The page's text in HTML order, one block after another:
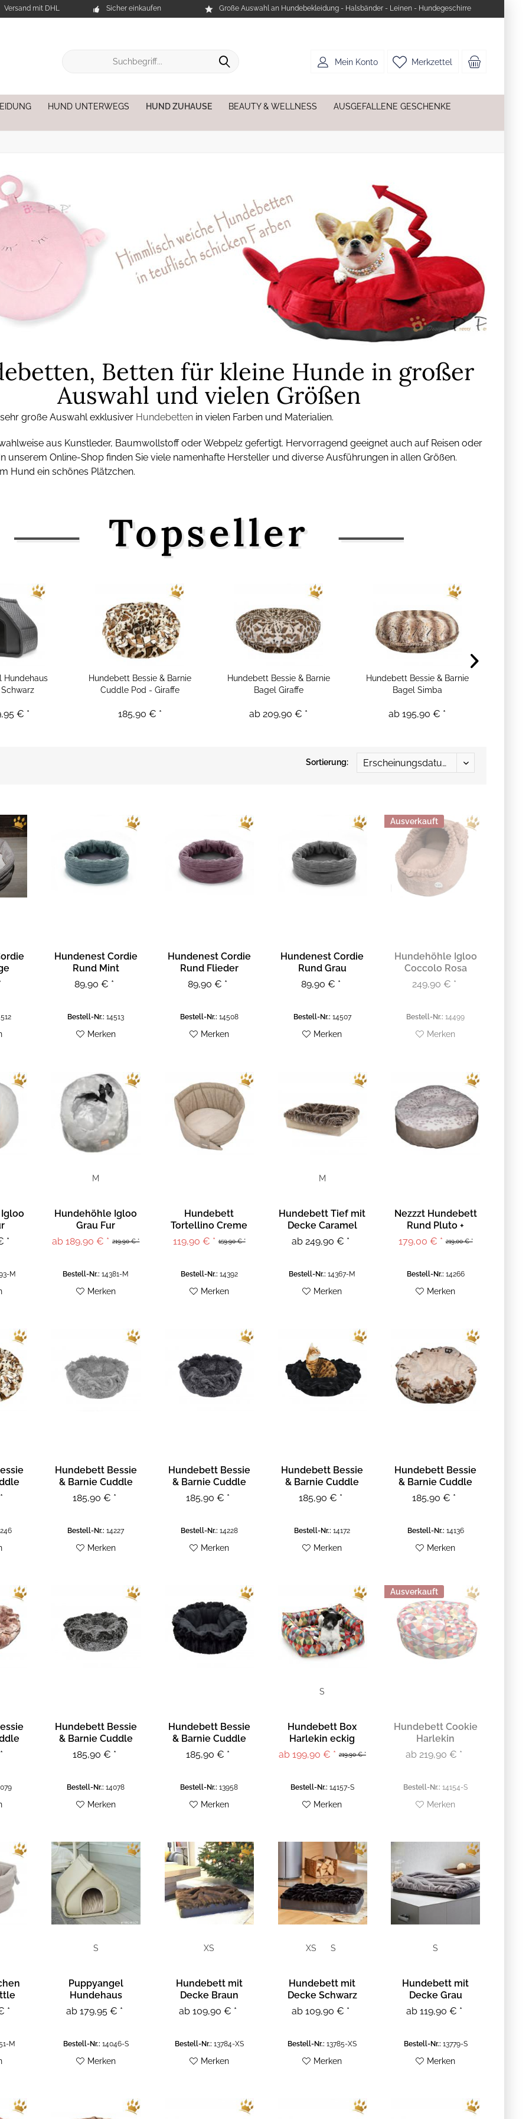
Versand mit DHL Sicher einkaufen Große Auswahl an Hundebekleidung - Halsbänder - Leinen - Hundegeschirre
Merkzettel
Mein Konto
HUND UNTERWEGS HUND ZUHAUSE BEAUTY & WELLNESS AUSGEFALLENE GESCHENKE
Betten für kleine Hunde in großer
Auswahl und vielen Größen
große Auswahl exklusiver Hundebetten in vielen Farben und Materialien.
aus Kunstleder, Baumwollstoff oder Webpelz gefertigt. Hervorragend geeignet auch auf Reisen oder
unserem Online-Shop finden Sie viele namenhafte Hersteller und diverse Ausführungen in allen Größen.
Hund ein schönes Plätzchen.
Topseller
Hundehaus
€ *
Hundebett Bessie & Barnie
Cuddle Pod - Giraffe
185,90 € *
Hundebett Bessie & Barnie
Bagel Giraffe
ab 209,90 € *
Hundebett Bessie & Barnie
Bagel Simba
ab 195,90 € *
Sortierung:
Hundenest Cordie
Rund Mint
89,90 € *
Bestell-Nr.: 14513
Merken
Hundenest Cordie
Rund Flieder
89,90 € *
Bestell-Nr.: 14508
Merken
Hundenest Cordie
Rund Grau
89,90 € *
Bestell-Nr.: 14507
Merken
Ausverkauft
Hundehöhle Igloo
Coccolo Rosa
249,90 € *
Bestell-Nr.: 14499
Merken
*
M
M
Hundehöhle Igloo
Grau Fur
219,90 € *
ab 189,90 € *
Bestell-Nr.: 14381-M
Merken
Hundebett
Tortellino Creme
Vintage159,90 € *
119,90 € *
Bestell-Nr.: 14392
Merken
M
Hundebett Tief mit
Decke Caramel
Meliert
ab 249,90 € *
Bestell-Nr.: 14367-M
Merken
Nezzzt Hundebett
Rund Pluto +
Artemis M219,00 € *
179,00 € *
Bestell-Nr.: 14266
Merken
Hundebett Bessie
& Barnie Cuddle
Pod - Siberian...
185,90 € *
Bestell-Nr.: 14227
Merken
Hundebett Bessie
& Barnie Cuddle
Pod -...
185,90 € *
Bestell-Nr.: 14228
Merken
Hundebett Bessie
& Barnie Cuddle
Pod - Black Puma
185,90 € *
Bestell-Nr.: 14172
Merken
Hundebett Bessie
& Barnie Cuddle
Pod - Giraffe...
185,90 € *
Bestell-Nr.: 14136
Merken
Hundebett Bessie
& Barnie Cuddle
Pod - Midnight...
185,90 € *
Bestell-Nr.: 14078
Merken
Hundebett Bessie
& Barnie Cuddle
Pod - Gravel...
185,90 € *
Bestell-Nr.: 13958
Merken
S
Hundebett Box
Harlekin eckig
219,90 € *
ab 199,90 € *
Bestell-Nr.: 14157-S
Merken
Ausverkauft
Hundebett Cookie
Harlekin
ab 219,90 € *
Bestell-Nr.: 14154-S
Merken
*
M
S
Puppyangel
Hundehaus
Quiltted Creme
ab 179,95 € *
Bestell-Nr.: 14046-S
Merken
XS
Hundebett mit
Decke Braun
ab 109,90 € *
Bestell-Nr.: 13784-XS
Merken
XS S
Hundebett mit
Decke Schwarz
ab 109,90 € *
Bestell-Nr.: 13785-XS
Merken
S
Hundebett mit
Decke Grau
ab 119,90 € *
Bestell-Nr.: 13779-S
Merken